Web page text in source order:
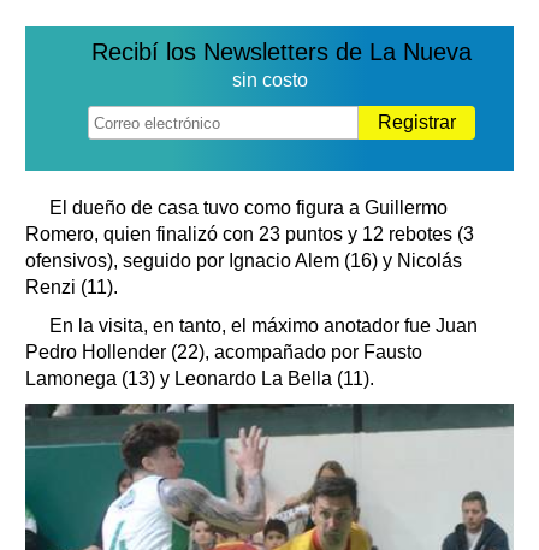
Recibí los Newsletters de La Nueva
sin costo
Registrar
El dueño de casa tuvo como figura a Guillermo
Romero, quien finalizó con 23 puntos y 12 rebotes (3
ofensivos), seguido por Ignacio Alem (16) y Nicolás
Renzi (11).
En la visita, en tanto, el máximo anotador fue Juan
Pedro Hollender (22), acompañado por Fausto
Lamonega (13) y Leonardo La Bella (11).